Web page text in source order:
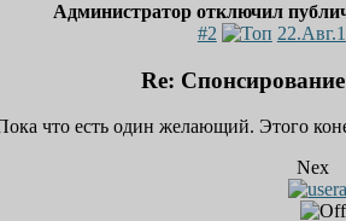
Администратор отключил
#2
Re:
что есть один желающий. Этого
Nex